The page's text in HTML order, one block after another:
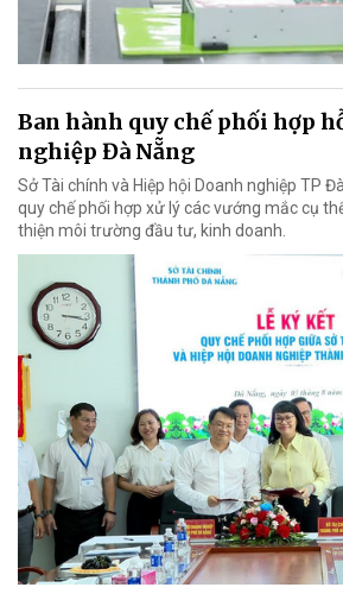
Ban hành quy chế phối hợp
nghiệp Đà Nẵng
Sở Tài chính và Hiệp hội Doanh nghiệp TP
quy chế phối hợp xử lý các vướng mắc cụ
thiện môi trường đầu tư, kinh doanh.